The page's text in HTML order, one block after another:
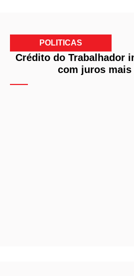
POLITICAS
Crédito do Trabalhador
com juros mais